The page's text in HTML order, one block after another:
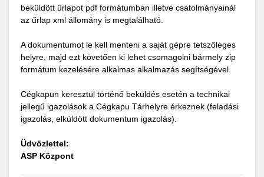
beküldött űrlapot pdf formátumban illetve csatolmányainál
az űrlap xml állomány is megtalálható.
A dokumentumot le kell menteni a saját gépre tetszőleges
helyre, majd ezt követően ki lehet csomagolni bármely zip
formátum kezelésére alkalmas alkalmazás segítségével.
Cégkapun keresztül történő beküldés esetén a technikai
jellegű igazolások a Cégkapu Tárhelyre érkeznek (feladási
igazolás, elküldött dokumentum igazolás).
Üdvözlettel:
ASP Központ